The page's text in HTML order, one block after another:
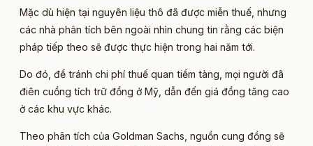
Mặc dù hiện tại nguyên liệu thô đã được miễn thuế, nhưng
các nhà phân tích bên ngoài nhìn chung tin rằng các biện
pháp tiếp theo sẽ được thực hiện trong hai năm tới.
Do đó, để tránh chi phí thuế quan tiềm tàng, mọi người đã
điên cuồng tích trữ đồng ở Mỹ, dẫn đến giá đồng tăng cao
ở các khu vực khác.
Theo phân tích của Goldman Sachs, nguồn cung đồng sẽ